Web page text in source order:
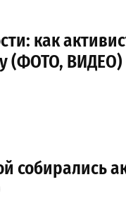
как
(ФОТО, ВИДЕО)
собирались